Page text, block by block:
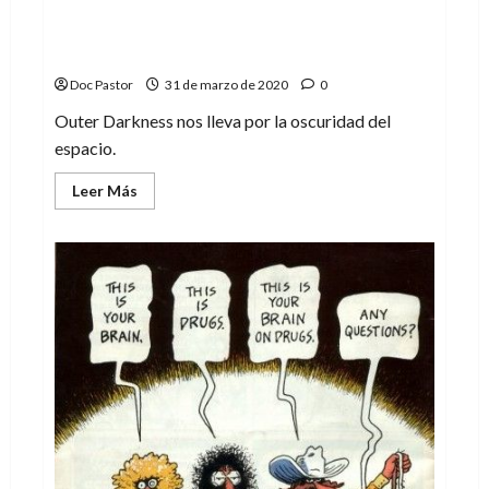
Doc Pastor 31 de marzo de 2020 0
Outer Darkness nos lleva por la oscuridad del
espacio.
Leer Más
más
Darkness:
más
allá
de
la
ópera
espacial